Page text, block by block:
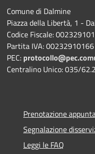
Comune di Dalmine
Piazza della Libertà, 1 -
Codice Fiscale:
Partita IVA: 00232910166
PEC:
Centralino Unico: 035/
Prenotazione
Segnalazione
Leggi le FAQ